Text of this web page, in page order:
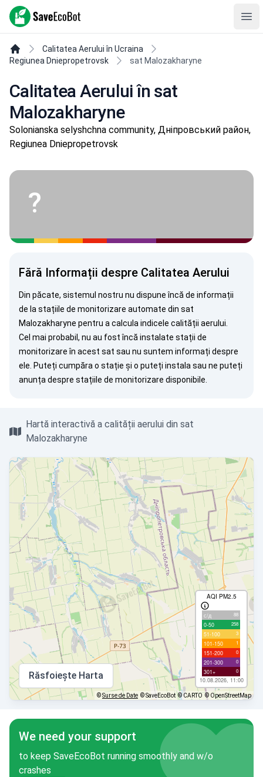
SaveEcoBot
Calitatea Aerului în Ucraina
Regiunea Dniepropetrovsk
sat Malozakharyne
Calitatea Aerului în sat
Malozakharyne
Solonianska selyshchna community, Дніпровський район,
Regiunea Dniepropetrovsk
?
Fără Informații despre Calitatea Aerului
Din păcate, sistemul nostru nu dispune încă de informații
de la stațiile de monitorizare automate din sat
Malozakharyne pentru a calcula indicele calității aerului.
Cel mai probabil, nu au fost încă instalate stații de
monitorizare în acest sat sau nu suntem informați despre
ele. Puteți cumpăra o stație și o puteți instala sau ne puteți
anunța despre stațiile de monitorizare disponibile.
Hartă interactivă a calității aerului din sat
Malozakharyne
AQI PM2.5
с/д 88
0-50 258
51-100 3
101-150 1
151-200 0
201-300 0
301+ 0
10.08.2026, 11:00
Răsfoiește Harta
©Surse de Date © SaveEcoBot © CARTO © OpenStreetMap
We need your support
to keep SaveEcoBot running smoothly and w/o
crashes